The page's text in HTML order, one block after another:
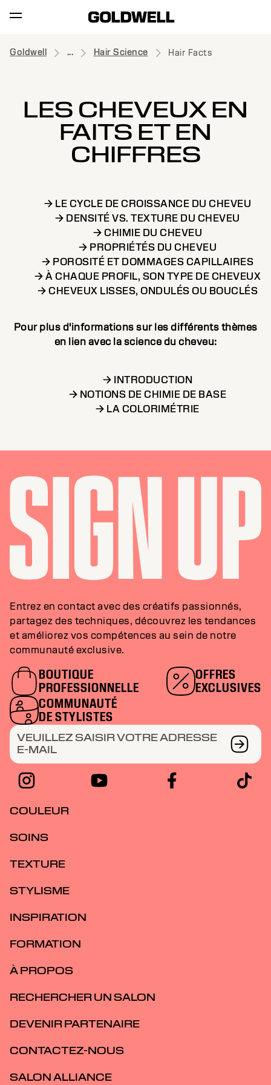
Goldwell ... Hair Science Hair Facts
LES CHEVEUX EN
FAITS ET EN
CHIFFRES
→ LE CYCLE DE CROISSANCE DU CHEVEU
→ DENSITÉ VS. TEXTURE DU CHEVEU
→ CHIMIE DU CHEVEU
→ PROPRIÉTÉS DU CHEVEU
→ POROSITÉ ET DOMMAGES CAPILLAIRES
→ À CHAQUE PROFIL, SON TYPE DE CHEVEUX
→ CHEVEUX LISSES, ONDULÉS OU BOUCLÉS
Pour plus d'informations sur les différents thèmes
en lien avec la science du cheveu:
→ INTRODUCTION
→ NOTIONS DE CHIMIE DE BASE
→ LA COLORIMÉTRIE
Entrez en contact avec des créatifs passionnés,
partagez des techniques, découvrez les tendances
et améliorez vos compétences au sein de notre
communauté exclusive.
BOUTIQUE
PROFESSIONNELLE
OFFRES
EXCLUSIVES
COMMUNAUTÉ
DE STYLISTES
VEUILLEZ SAISIR VOTRE ADRESSE
E-MAIL
COULEUR
SOINS
TEXTURE
STYLISME
INSPIRATION
FORMATION
À PROPOS
RECHERCHER UN SALON
DEVENIR PARTENAIRE
CONTACTEZ-NOUS
SALON ALLIANCE